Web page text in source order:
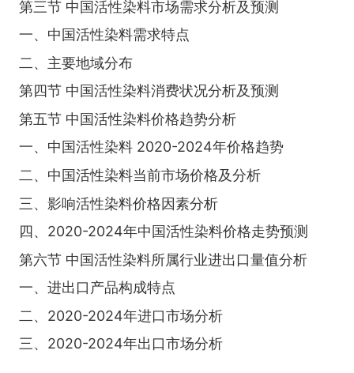
第三节 中国活性染料市场需求分析及预测
一、中国活性染料需求特点
二、主要地域分布
第四节 中国活性染料消费状况分析及预测
第五节 中国活性染料价格趋势分析
一、中国活性染料 2020-2024年价格趋势
二、中国活性染料当前市场价格及分析
三、影响活性染料价格因素分析
四、2020-2024年中国活性染料价格走势预测
第六节 中国活性染料所属行业进出口量值分析
一、进出口产品构成特点
二、2020-2024年进口市场分析
三、2020-2024年出口市场分析